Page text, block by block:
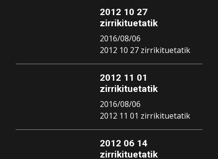
2012 10 27
zirrikituetatik
2016/08/06
2012 10 27 zirrikituetatik
2012 11 01
zirrikituetatik
2016/08/06
2012 11 01 zirrikituetatik
2012 06 14
zirrikituetatik